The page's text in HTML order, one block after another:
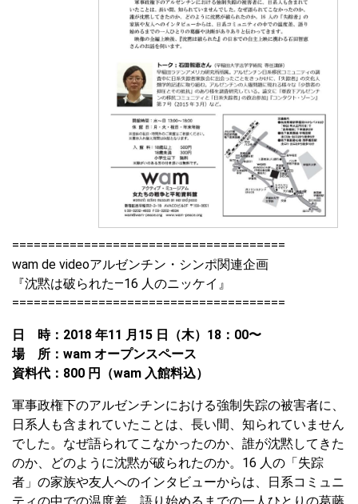
======================================
wam de videoアルゼンチン・シンポ関連企画
『沈黙は破られた―16 ⼈のニッケイ』
======================================
⽇ 時：2018 年11 ⽉15 ⽇（⽊）18：00〜
場 所：wam オープンスペース
資料代：800 円（wam ⼊館料込）
軍事政権下のアルゼンチンにおける強制失踪の被害者に、
日系人も含まれていたことは、長い間、知られていません
でした。なぜ語られてこなかったのか、誰が沈黙してきた
のか、どのように沈黙が破られたのか。16 人の「失踪
者」の家族や友人へのインタビューからは、日系コミュニ